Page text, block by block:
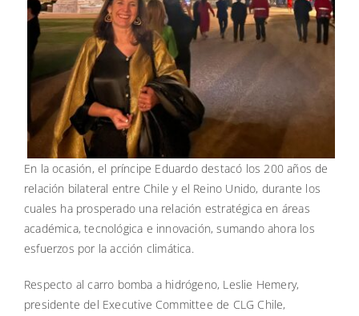
En la ocasión, el príncipe Eduardo destacó los 200 años de
relación bilateral entre Chile y el Reino Unido, durante los
cuales ha prosperado una relación estratégica en áreas
académica, tecnológica e innovación, sumando ahora los
esfuerzos por la acción climática.
Respecto al carro bomba a hidrógeno, Leslie Hemery,
presidente del Executive Committee de CLG Chile,